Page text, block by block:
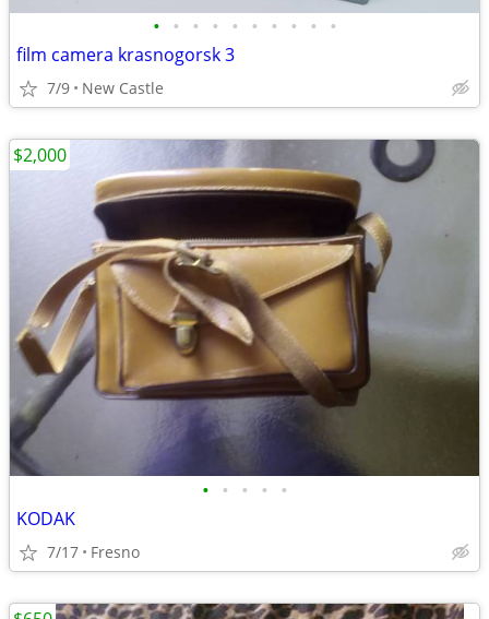
• • • • • • • • • •
film camera krasnogorsk 3
7/9 New Castle
• • • • •
KODAK
7/17 Fresno
$2,000